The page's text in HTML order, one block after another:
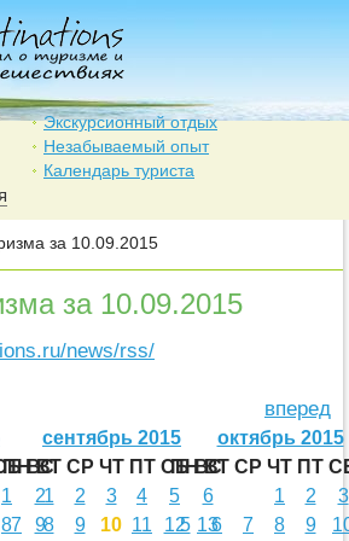
Экскурсионный отдых
Незабываемый опыт
Календарь туриста
за 10.09.2015
за 10.09.2015
news/rss/
вперед
ВС
1
2
8
9
сентябрь 2015
ПН ВТ СР ЧТ ПТ СБ ВС
1
2 3 4 5
6
7
8 9 10 11 12
13
октябрь 2015
ПН ВТ СР ЧТ ПТ
1
2
3
5
6 7 8 9